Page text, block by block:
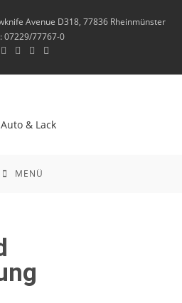
Avenue D318, 77836 Rheinmünster
07229/77767-0
MENÜ